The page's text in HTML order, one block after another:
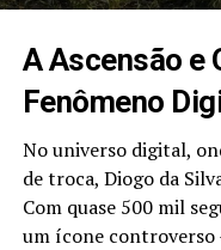
A Ascensão e
Fenômeno
No universo digital,
de troca, Diogo da
Com quase 500 mil
um ícone